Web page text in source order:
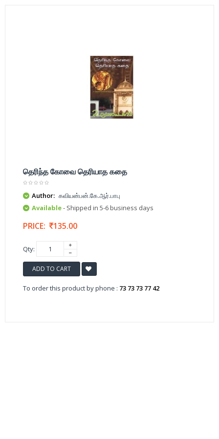
தெரிந்த கோவை தெரியாத கதை
Author: கவியன்பன்.கே.ஆர்.பாபு
Available- Shipped in 5-6 business days
PRICE: 135.00
Qty:
ADD TO CART
To order this product by phone : 73 73 73 77 42